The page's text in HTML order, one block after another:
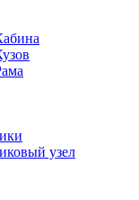
узел